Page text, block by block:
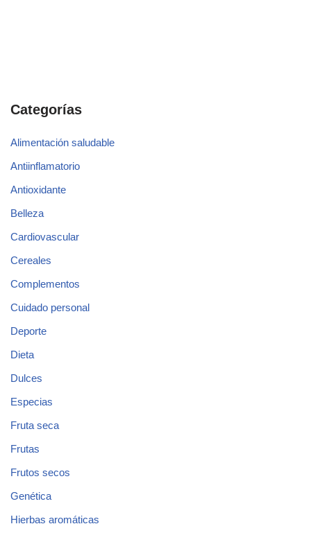
Categorías
Alimentación saludable
Antiinflamatorio
Antioxidante
Belleza
Cardiovascular
Cereales
Complementos
Cuidado personal
Deporte
Dieta
Dulces
Especias
Fruta seca
Frutas
Frutos secos
Genética
Hierbas aromáticas